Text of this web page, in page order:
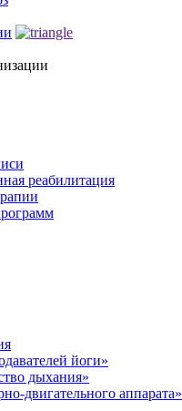
реабилитация
йоги»
дыхания»
двигательного аппарата»